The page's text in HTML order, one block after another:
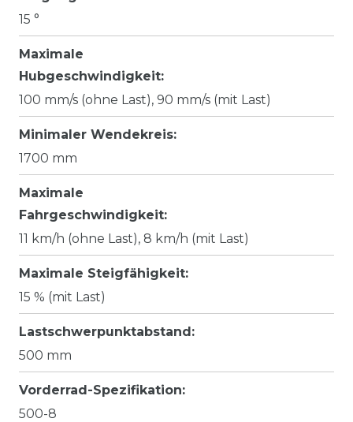
15 °
Maximale
Hubgeschwindigkeit:
100 mm/s (ohne Last), 90 mm/s (mit Last)
Minimaler Wendekreis:
1700 mm
Maximale
Fahrgeschwindigkeit:
11 km/h (ohne Last), 8 km/h (mit Last)
Maximale Steigfähigkeit:
15 % (mit Last)
Lastschwerpunktabstand:
500 mm
Vorderrad-Spezifikation:
500-8